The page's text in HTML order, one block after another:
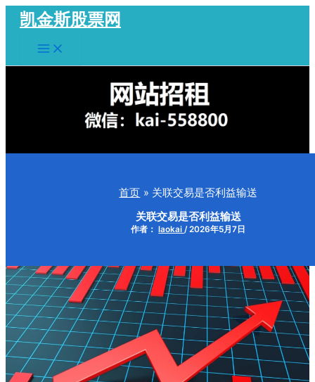
容
凯金斯股票网
Main
Menu
首页 关联交易是否利益输送
关联交易是否利益输送
作者： laokai /2026年5月7日